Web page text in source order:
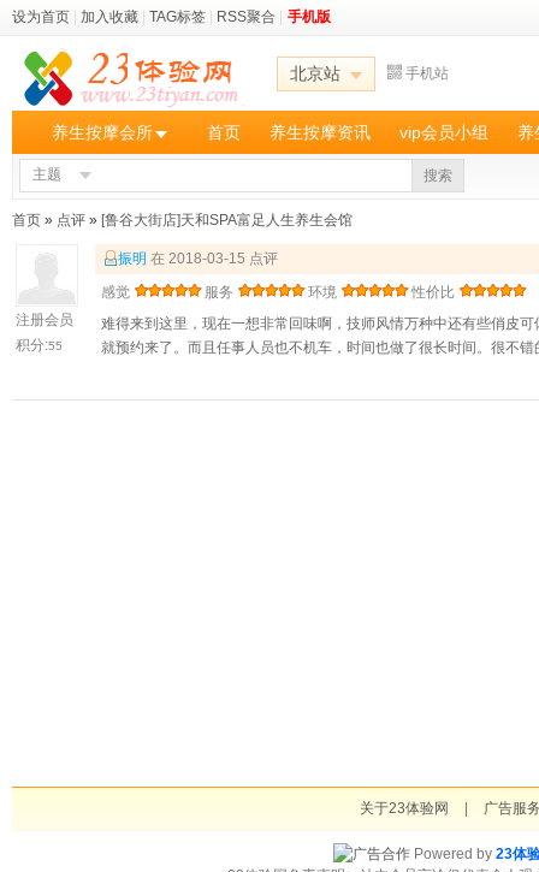
设为首页 加入收藏 TAG标签 RSS聚合 手机版
北京站 手机站
养生按摩会所 首页 养生按摩资讯 vip会员小组 养
主题 搜索
首页 » 点评 » [鲁谷大街店]天和SPA富足人生养生会馆
注册会员
积分:55
振明 在 2018-03-15 点评
感觉
服务 环境
性价比
难得来到这里，现在一想非常回味啊，技师风情万种中还有些俏皮
就预约来了。而且任事人员也不机车，时间也做了很长时间。很不错
关于23体验网 广告服
Powered by 23体